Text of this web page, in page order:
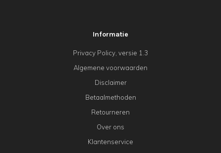
Informatie
Privacy Policy, versie 1.3
Algemene voorwaarden
Disclaimer
Betaalmethoden
Retourneren
Over ons
Klantenservice